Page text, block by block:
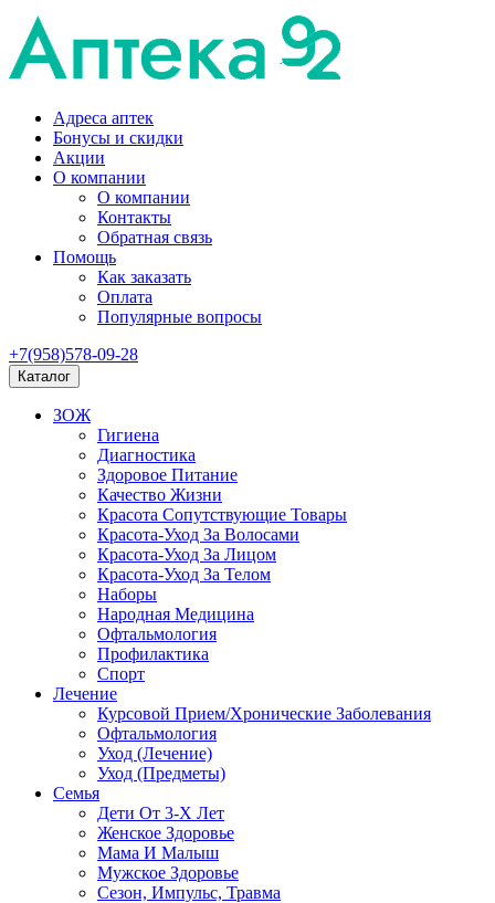
Адреса аптек
Бонусы и скидки
Акции
О компании
О компании
Контакты
Обратная связь
Помощь
Как заказать
Оплата
Популярные вопросы
+7(958)578-09-28
Каталог
ЗОЖ
Гигиена
Диагностика
Здоровое Питание
Качество Жизни
Красота Сопутствующие Товары
Красота-Уход За Волосами
Красота-Уход За Лицом
Красота-Уход За Телом
Наборы
Народная Медицина
Офтальмология
Профилактика
Спорт
Лечение
Курсовой Прием/Хронические Заболевания
Офтальмология
Уход (Лечение)
Уход (Предметы)
Семья
Дети От 3-Х Лет
Женское Здоровье
Мама И Малыш
Мужское Здоровье
Сезон, Импульс, Травма